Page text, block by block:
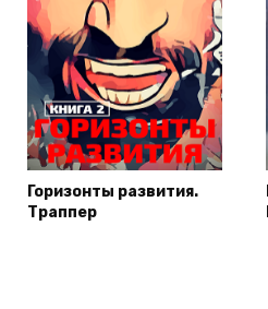
Горизонты развития.
Траппер